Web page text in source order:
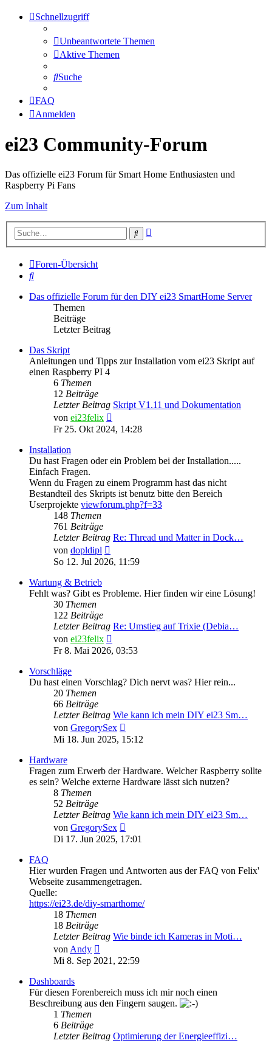
Schnellzugriff
Unbeantwortete Themen
Aktive Themen
Suche
FAQ
Anmelden
ei23 Community-Forum
Das offizielle ei23 Forum für Smart Home Enthusiasten und
Raspberry Pi Fans
Zum Inhalt
Suche
Foren-Übersicht
Suche
Das offizielle Forum für den DIY ei23 SmartHome Server
Themen
Beiträge
Letzter Beitrag
Das Skript
Anleitungen und Tipps zur Installation vom ei23 Skript auf
einen Raspberry PI 4
6 Themen
12 Beiträge
Letzter Beitrag Skript V1.11 und Dokumentation
von ei23felix
Beitrag
Fr 25. Okt 2024, 14:28
Installation
Du hast Fragen oder ein Problem bei der Installation.....
Einfach Fragen.
Wenn du Fragen zu einem Programm hast das nicht
Bestandteil des Skripts ist benutz bitte den Bereich
Userprojekte viewforum.php?f=33
148 Themen
761 Beiträge
Letzter Beitrag Re: Thread und Matter in Dock…
von dopldipl
Beitrag
So 12. Jul 2026, 11:59
Wartung & Betrieb
Fehlt was? Gibt es Probleme. Hier finden wir eine Lösung!
30 Themen
122 Beiträge
Letzter Beitrag Re: Umstieg auf Trixie (Debia…
von ei23felix
Beitrag
Fr 8. Mai 2026, 03:53
Vorschläge
Du hast einen Vorschlag? Dich nervt was? Hier rein...
20 Themen
66 Beiträge
Letzter Beitrag Wie kann ich mein DIY ei23 Sm…
von GregorySex
Beitrag
Mi 18. Jun 2025, 15:12
Hardware
Fragen zum Erwerb der Hardware. Welcher Raspberry sollte
es sein? Welche externe Hardware lässt sich nutzen?
8 Themen
52 Beiträge
Letzter Beitrag Wie kann ich mein DIY ei23 Sm…
von GregorySex
Beitrag
Di 17. Jun 2025, 17:01
FAQ
Hier wurden Fragen und Antworten aus der FAQ von Felix'
Webseite zusammengetragen.
Quelle:
https://ei23.de/diy-smarthome/
18 Themen
18 Beiträge
Letzter Beitrag Wie binde ich Kameras in Moti…
vonAndy
Beitrag
Mi 8. Sep 2021, 22:59
Dashboards
Für diesen Forenbereich muss ich mir noch einen
Beschreibung aus den Fingern saugen.
1 Themen
6 Beiträge
Letzter Beitrag Optimierung der Energieeffizi…